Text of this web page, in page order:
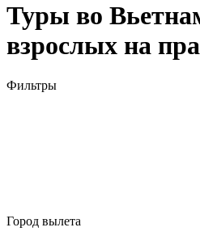
Туры во
взрослых на
Фильтры
Город вылета